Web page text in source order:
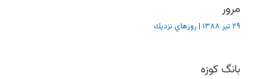
مرور
۲۹ تیر ۱۳۸۸ | روزهاي نزديك
بانگ کوزه